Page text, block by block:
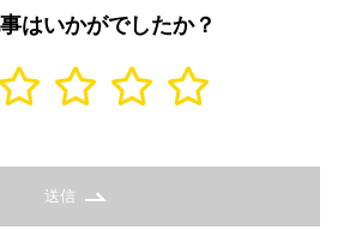
はいかがでしたか？
送信